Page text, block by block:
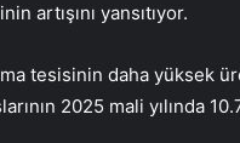
artışını yansıtıyor.
tesisinin daha yüksek
2025 mali yılında